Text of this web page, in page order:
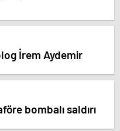
İrem Aydemir
bombalı saldırı